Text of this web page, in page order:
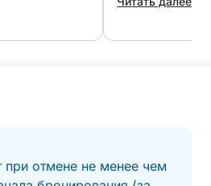
воде. Мы от
рекомендуем
при отмене не менее чем